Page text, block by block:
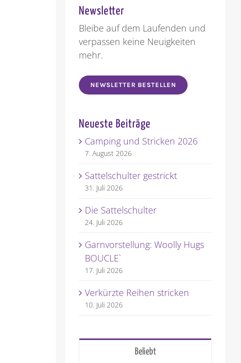
Newsletter
Bleibe auf dem Laufenden und
verpassen keine Neuigkeiten
mehr.
NEWSLETTER BESTELLEN
Neueste Beiträge
Camping und Stricken 2026
7. August 2026
Sattelschulter gestrickt
31. Juli 2026
Die Sattelschulter
24. Juli 2026
Garnvorstellung: Woolly Hugs
BOUCLE`
17. Juli 2026
Verkürzte Reihen stricken
10. Juli 2026
Beliebt